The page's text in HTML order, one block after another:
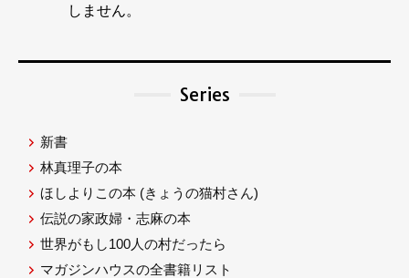
しません。
Series
新書
林真理子の本
ほしよりこの本 (きょうの猫村さん)
伝説の家政婦・志麻の本
世界がもし100人の村だったら
マガジンハウスの全書籍リスト